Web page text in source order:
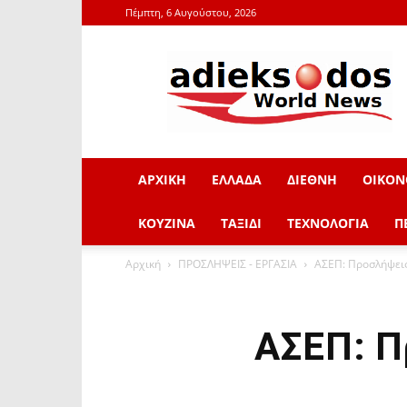
Πέμπτη, 6 Αυγούστου, 2026
adieksodos.gr
ΑΡΧΙΚΗ ΕΛΛΑΔΑ ΔΙΕΘΝΗ
ΚΟΥΖΙΝΑ ΤΑΞΙΔΙ ΤΕΧΝΟΛΟΓΙΑ
Αρχική ΠΡΟΣΛΗΨΕΙΣ - ΕΡΓΑΣΙΑ ΑΣΕΠ:
ΑΣΕΠ: